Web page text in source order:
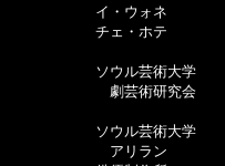
イ・ウォネ　　　　　　→
チェ・ホテ　　　　　　→
ソウル芸術大学
劇芸術研究会　　　　→
ソウル芸術大学
アリラン